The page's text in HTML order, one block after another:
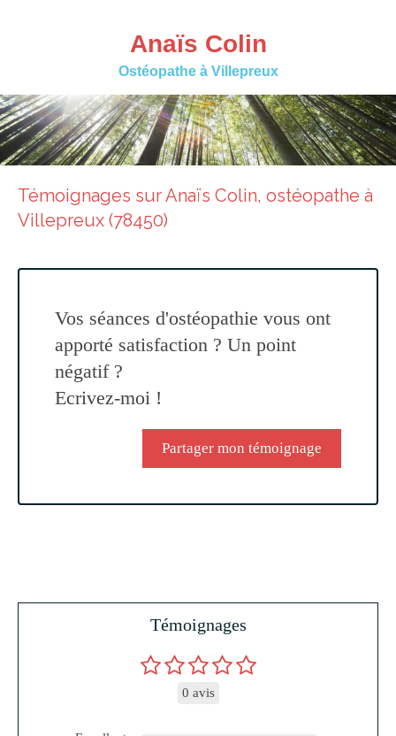
Anaïs Colin
Ostéopathe à Villepreux
Témoignages sur Anaïs Colin, ostéopathe à
Villepreux (78450)
Vos séances d'ostéopathie vous ont
apporté satisfaction ? Un point
négatif ?
Ecrivez-moi !
Partager mon témoignage
Témoignages
0 avis